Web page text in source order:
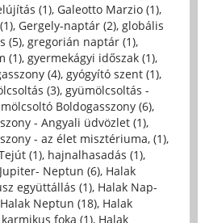
(1), Galeotto Marzio (1),
, Gergely-naptár (2), globális
(5), gregorián naptár (1),
(1), gyermekágyi időszak (1),
(4), gyógyító szent (1),
(3), gyümölcsoltás -
Boldogasszony (6),
- Angyali üdvözlet (1),
- az élet misztériuma, (1),
(1), hajnalhasadás (1),
Neptun (6), Halak
együttállás (1), Halak Nap-
Halak Neptun (18), Halak
foka (1), Halak